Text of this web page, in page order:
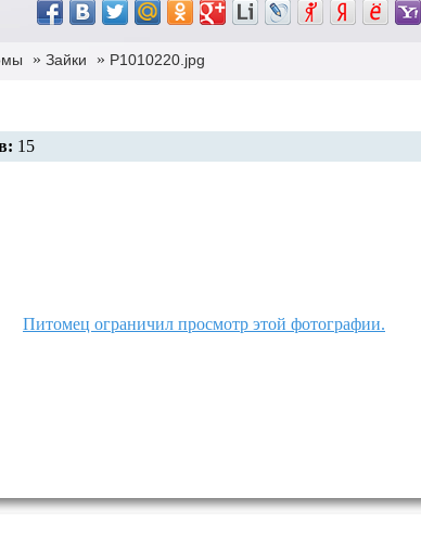
» Зайки » P1010220.jpg
15
Питомец ограничил просмотр этой фотографии.